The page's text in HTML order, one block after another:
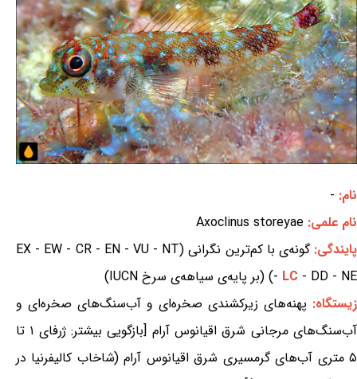
نام: -
نام علمی: Axoclinus storeyae
پایندگی:
گونه‌ی با کم‌ترین نگرانی (EX - EW - CR - EN - VU - NT
- LC - DD - NE) (بر پایه‌ی سیاهه‌ی سرخ IUCN)
زیستگاه: پهنه‌های زیرکشندی صخره‌ای و آب‌سنگ‌های صخره‌ای و
آب‌سنگ‌های مرجانی شرق اقیانوس آرام [بازگویی بیشتر: ژرفای ۱ تا
۵ متری آب‌های گرمسیری شرق اقیانوس آرام (شاخاب کالیفرنیا در